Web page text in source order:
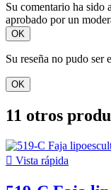
Su comentario ha sido
aprobado por un
OK
Su reseña no pudo ser
OK
11 otros
 Vista rápida